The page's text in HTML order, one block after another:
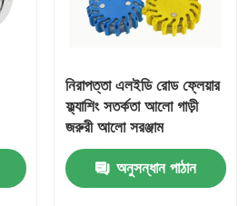
নিরাপত্তা এলইডি রোড ফ্লেয়ার
ফ্ল্যাশিং সতর্কতা আলো গাড়ী
জরুরী আলো সরঞ্জাম
অনুসন্ধান পাঠান